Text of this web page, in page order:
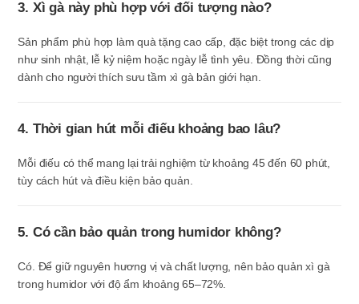
3. Xì gà này phù hợp với đối tượng nào?
Sản phẩm phù hợp làm quà tặng cao cấp, đặc biệt trong các dịp
như sinh nhật, lễ kỷ niệm hoặc ngày lễ tình yêu. Đồng thời cũng
dành cho người thích sưu tầm xì gà bản giới hạn.
4. Thời gian hút mỗi điếu khoảng bao lâu?
Mỗi điếu có thể mang lại trải nghiệm từ khoảng 45 đến 60 phút,
tùy cách hút và điều kiện bảo quản.
5. Có cần bảo quản trong humidor không?
Có. Để giữ nguyên hương vị và chất lượng, nên bảo quản xì gà
trong humidor với độ ẩm khoảng 65–72%.